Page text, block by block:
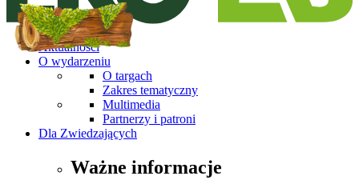
Aktualności
O wydarzeniu
O targach
Zakres tematyczny
Multimedia
Partnerzy i patroni
Dla Zwiedzających
Ważne informacje